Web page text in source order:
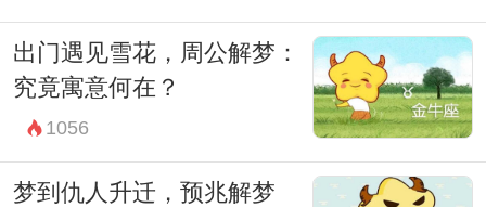
好好思考这个梦境背后所蕴含的深层含义，
或许会对我们的生活和成长带来一些启示和
帮助。
出门遇见雪花，周公解梦：
究竟寓意何在？
1056
梦到仇人升迁，预兆解梦